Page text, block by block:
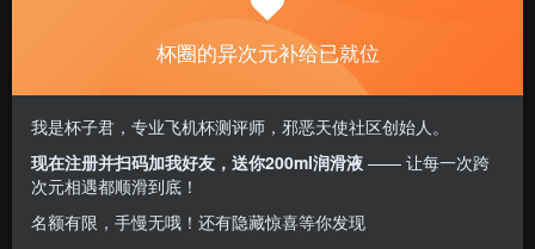
作为一个收了快十年女优周边的老影迷，我太懂那种看到喜
欢的女优出新品就想all in的心情了。以前我们能收到的周边
最多就是写真集、DVD、签名照，最多再加个握手会的合
影，没想到现在连名器都能出官方复刻了，说真的，第一次
知道IDEAPOCKET出官方复刻杯的时候，我差点哭出来——
杯圈的异次元补给已就位
我是杯子君，专业飞机杯测评师，邪恶天使社区创始人。
现在注册并扫码加我好友，送你200ml润滑液 —— 让每一次跨
次元相遇都顺滑到底！
名额有限，手慢无哦！还有隐藏惊喜等你发现